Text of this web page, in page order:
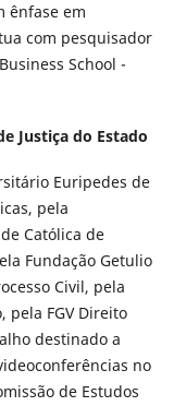
ênfase em
com pesquisador
School -
Justiça do Estado
Euripedes de
pela
Católica de
Fundação Getulio
Civil, pela
pela FGV Direito
destinado a
no
de Estudos